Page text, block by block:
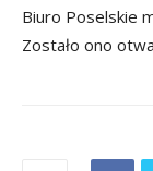
Biuro Poselskie
Zostało ono